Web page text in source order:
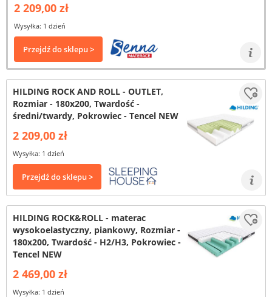
2 209,00 zł
Wysyłka: 1 dzień
Przejdź do sklepu >
HILDING ROCK AND ROLL - OUTLET,
Rozmiar - 180x200, Twardość -
średni/twardy, Pokrowiec - Tencel NEW
2 209,00 zł
Wysyłka: 1 dzień
Przejdź do sklepu >
HILDING ROCK&ROLL - materac
wysokoelastyczny, piankowy, Rozmiar -
180x200, Twardość - H2/H3, Pokrowiec -
Tencel NEW
2 469,00 zł
Wysyłka: 1 dzień